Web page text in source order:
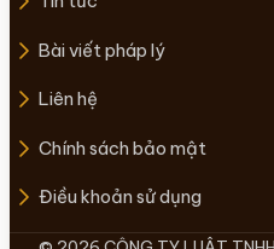
Bài viết pháp lý
Liên hệ
Chính sách bảo mật
Điều khoản sử dụng